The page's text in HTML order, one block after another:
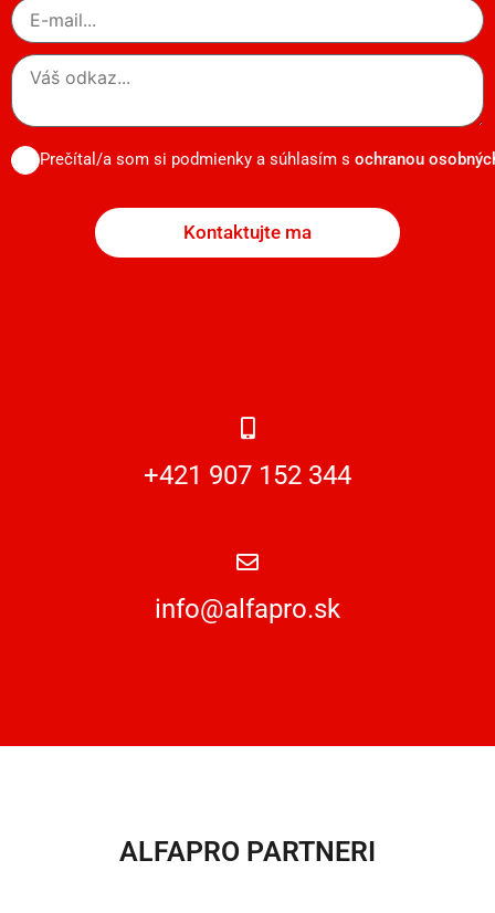
Prečítal/a som si podmienky a súhlasím sochranou
Kontaktujte ma
+421 907 152 344
info@alfapro.sk
ALFAPRO PARTNERI​